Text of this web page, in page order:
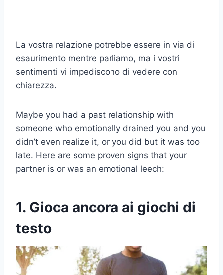
La vostra relazione potrebbe essere in via di
esaurimento mentre parliamo, ma i vostri
sentimenti vi impediscono di vedere con
chiarezza.
Maybe you had a past relationship with
someone who emotionally drained you and you
didn’t even realize it, or you did but it was too
late. Here are some proven signs that your
partner is or was an emotional leech:
1. Gioca ancora ai giochi di
testo